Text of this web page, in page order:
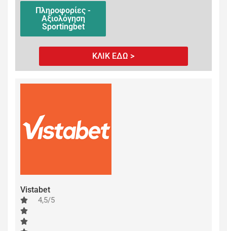
Πληροφορίες -
Αξιολόγηση
Sportingbet
ΚΛΙΚ ΕΔΩ >
Vistabet
4,5/5